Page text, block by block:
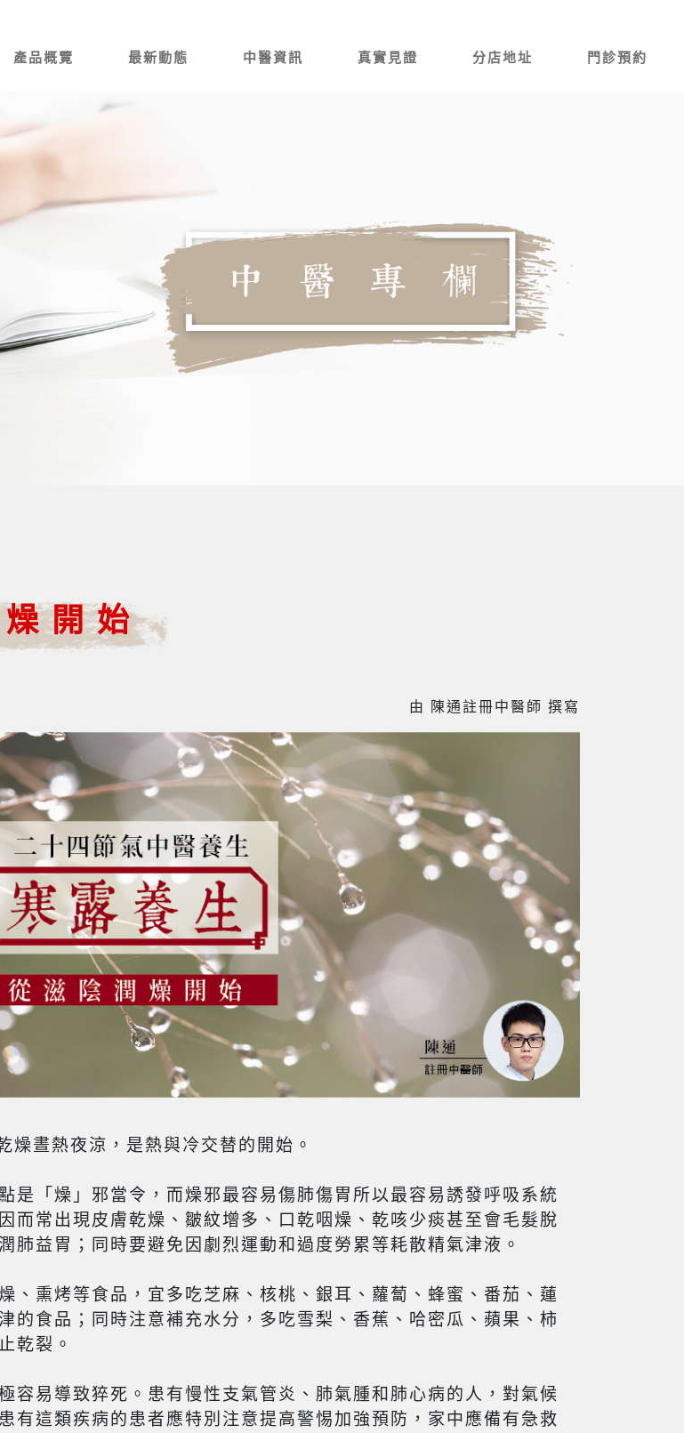
產品概覽 最新動態 中醫資訊 真實見證 分店地址 門診預約
開始
由 陳通註冊中醫師 撰寫
晝熱夜涼，是熱與冷交替的開始。
是「燥」邪當令，而燥邪最容易傷肺傷胃所以最容易誘發呼吸系統
而常出現皮膚乾燥、皺紋增多、口乾咽燥、乾咳少痰甚至會毛髮脫
肺益胃；同時要避免因劇烈運動和過度勞累等耗散精氣津液。
、熏烤等食品，宜多吃芝麻、核桃、銀耳、蘿蔔、蜂蜜、番茄、蓮
的食品；同時注意補充水分，多吃雪梨、香蕉、哈密瓜、蘋果、柿
乾裂。
容易導致猝死。患有慢性支氣管炎、肺氣腫和肺心病的人，對氣候
有這類疾病的患者應特別注意提高警惕加強預防，家中應備有急救